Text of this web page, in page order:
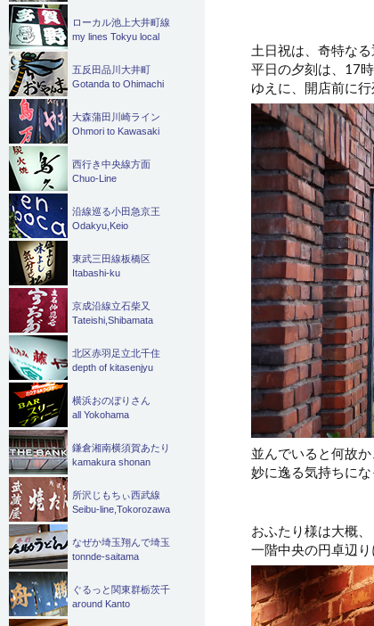
土日祝は、奇特なる
平日の夕刻は、17
ゆえに、開店前に行
並んでいると何故か
妙に逸る気持ちに
おふたり様は大概、
一階中央の円卓辺り
ローカル池上大井町線
my lines Tokyu local
五反田品川大井町
Gotanda to Ohimachi
大森蒲田川崎ライン
Ohmori to Kawasaki
西行き中央線方面
Chuo-Line
沿線巡る小田急京王
Odakyu,Keio
東武三田線板橋区
Itabashi-ku
京成沿線立石柴又
Tateishi,Shibamata
北区赤羽足立北千住
depth of kitasenjyu
横浜おのぼりさん
all Yokohama
鎌倉湘南横須賀あたり
kamakura shonan
所沢じもちぃ西武線
Seibu-line,Tokorozawa
なぜか埼玉翔んで埼玉
tonnde-saitama
ぐるっと関東群栃茨千
around Kanto